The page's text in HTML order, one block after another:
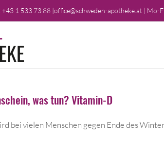
+43 1 533 73 88 |office@schweden-apotheke.at | Mo-
was tun? Vitamin-D
bei vielen Menschen gegen Ende des